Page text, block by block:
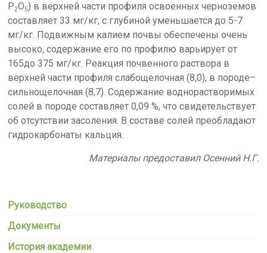
Р2О5) в верхней части профиля освоенных черноземов
составляет 33 мг/кг, с глубиной уменьшается до 5-7
мг/кг. Подвижным калием почвы обеспечены очень
высоко, содержание его по профилю варьирует от
165до 375 мг/кг. Реакция почвенного раствора в
верхней части профиля слабощелочная (8,0), в породе–
сильнощелочная (8,7). Содержание воднорастворимых
солей в породе составляет 0,09 %, что свидетельствует
об отсутствии засоления. В составе солей преобладают
гидрокарбонаты кальция.
Материалы предоставил Осенний Н.Г.
Руководство
Документы
История академии